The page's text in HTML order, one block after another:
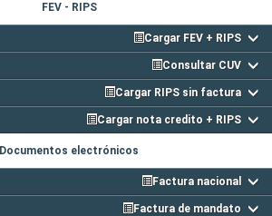
FEV - RIPS
Cargar FEV + RIPS
Consultar CUV
Cargar RIPS sin factura
Cargar nota credito + RIPS
Documentos electrónicos
Factura nacional
Factura de mandato